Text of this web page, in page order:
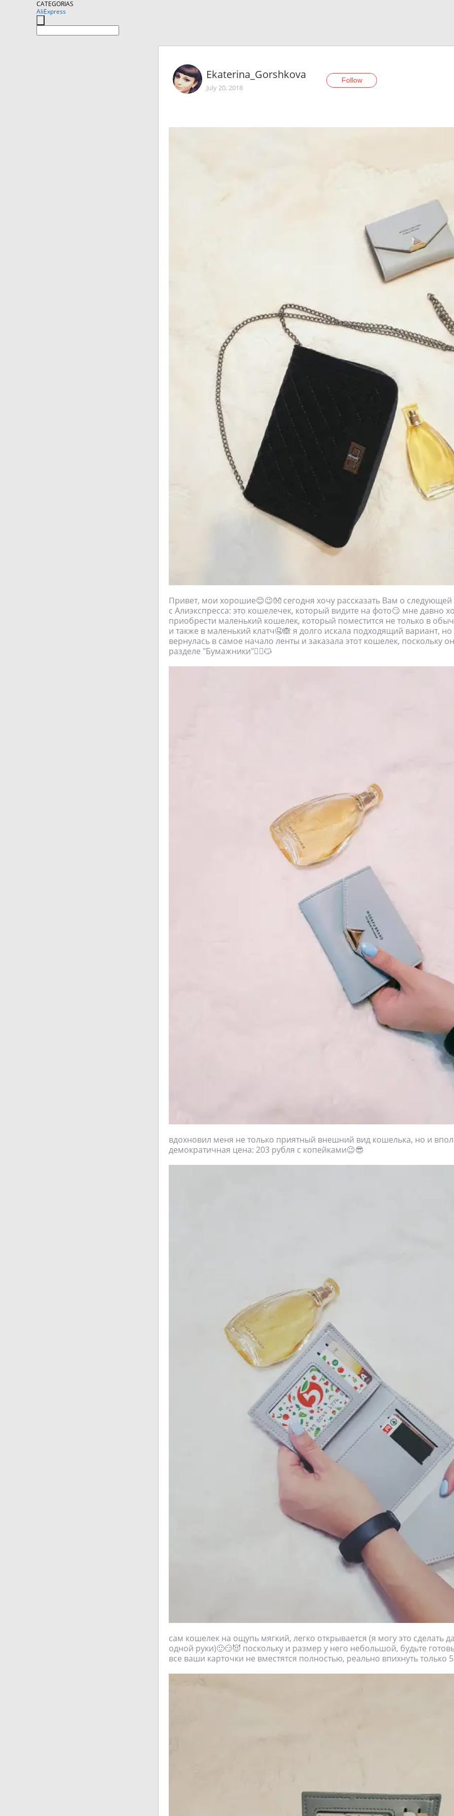
CATEGORIAS
AliExpress
Ekaterina_Gorshkova
July 20, 2018
Follow
Привет, мои хорошие😊😉👐 сегодня хочу рассказать Вам о
с Алиэкспресса: это кошелечек, который видите на фото😏 мне давно
приобрести маленький кошелек, который поместится не только в
и также в маленький клатч🤤🙈 я долго искала подходящий вариант, но
вернулась в самое начало ленты и заказала этот кошелек, поскольку
разделе "Бумажники"🙇‍♀️😼
вдохновил меня не только приятный внешний вид кошелька, но и
демократичная цена: 203 рубля с копейками😉😎
сам кошелек на ощупь мягкий, легко открывается (я могу это сделать
одной руки)🙂😏😈 поскольку и размер у него небольшой, будьте
все ваши карточки не вместятся полностью, реально впихнуть только